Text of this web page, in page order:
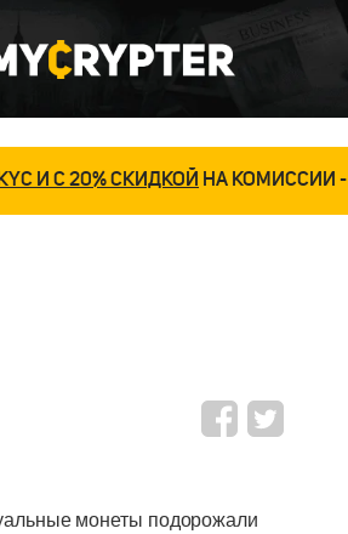
И С 20% СКИДКОЙ НА КОМИССИИ -
монеты подорожали